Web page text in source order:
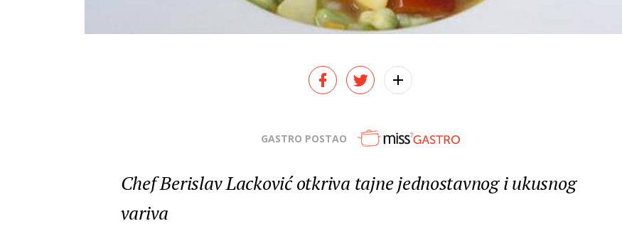
GASTRO POSTAO
Chef Berislav Lacković otkriva tajne jednostavnog i ukusnog
variva